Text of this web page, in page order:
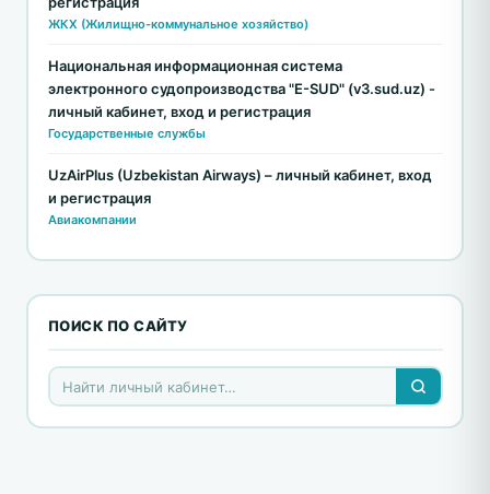
ЖКХ (Жилищно-коммунальное хозяйство)
Национальная информационная система
электронного судопроизводства "E-SUD" (v3.sud.uz) -
личный кабинет, вход и регистрация
Государственные службы
UzAirPlus (Uzbekistan Airways) – личный кабинет, вход
и регистрация
Авиакомпании
ПОИСК ПО САЙТУ